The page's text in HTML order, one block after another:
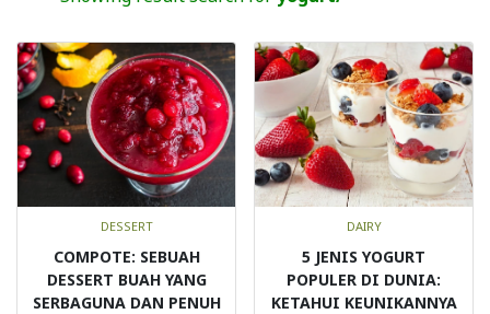
DESSERT
COMPOTE: SEBUAH
DESSERT BUAH YANG
SERBAGUNA DAN PENUH
DAIRY
5 JENIS YOGURT
POPULER DI DUNIA:
KETAHUI KEUNIKANNYA